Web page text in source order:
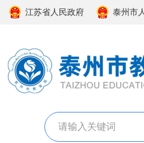
江苏省人民政府 泰州市